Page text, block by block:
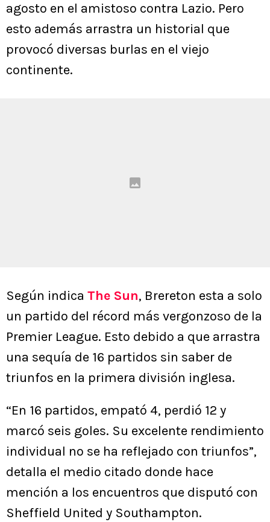
agosto en el amistoso contra Lazio. Pero
esto además arrastra un historial que
provocó diversas burlas en el viejo
continente.
Según indica The Sun, Brereton esta a solo
un partido del récord más vergonzoso de la
Premier League. Esto debido a que arrastra
una sequía de 16 partidos sin saber de
triunfos en la primera división inglesa.
“En 16 partidos, empató 4, perdió 12 y
marcó seis goles. Su excelente rendimiento
individual no se ha reflejado con triunfos”,
detalla el medio citado donde hace
mención a los encuentros que disputó con
Sheffield United y Southampton.